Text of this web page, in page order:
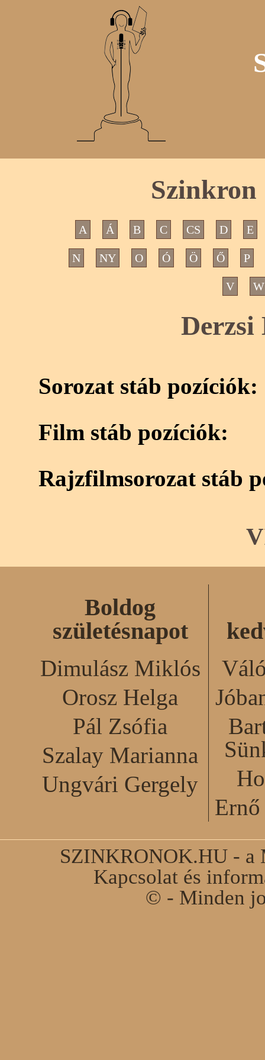
Szinkron
A Á B C CS D E
N NY O Ó Ö Ő P
V W
Derzsi
Sorozat stáb pozíciók:
Film stáb pozíciók:
Rajzfilmsorozat stáb
Boldog
születésnapot
Dimulász Miklós
Orosz Helga
Pál Zsófia
Szalay Marianna
Ungvári Gergely
SZINKRONOK.HU - a
Kapcsolat és
© - Minden